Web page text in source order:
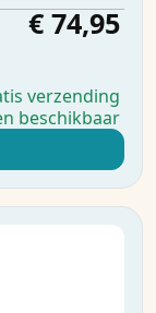
€ 74,95
verzending
beschikbaar